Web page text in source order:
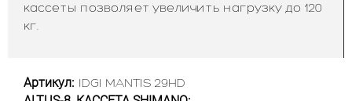
кассеты позволяет увеличить нагрузку до 120
кг.
Артикул: IDGI MANTIS 29HD